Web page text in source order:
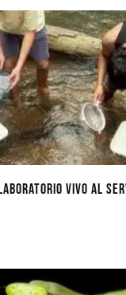
laboratorio vivo al